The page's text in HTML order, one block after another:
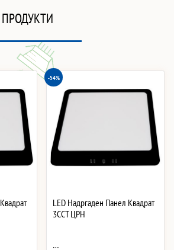
-54%
LED Надргаден Панел Квадрат
3CCT ЦРН
…